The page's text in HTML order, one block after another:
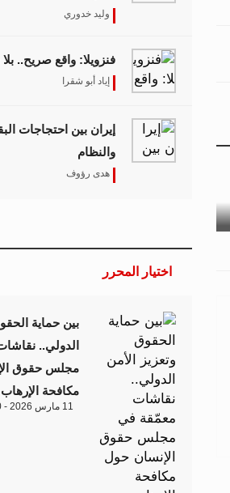
وليد خدوري
فنزويلا: واقع صريح.. بلا
إياد أبو شقرا
إيران بين احتجاجات
والنظام
هدى رؤوف
اختيار المحرر
بين حماية
الدولي..
مجلس حقوق
مكافحة الإرهاب
11 مارس 2026 - 09:30